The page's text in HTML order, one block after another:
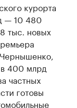
курорта
— 10 480
тыс. новых
в 400 млрд
частных
готовы